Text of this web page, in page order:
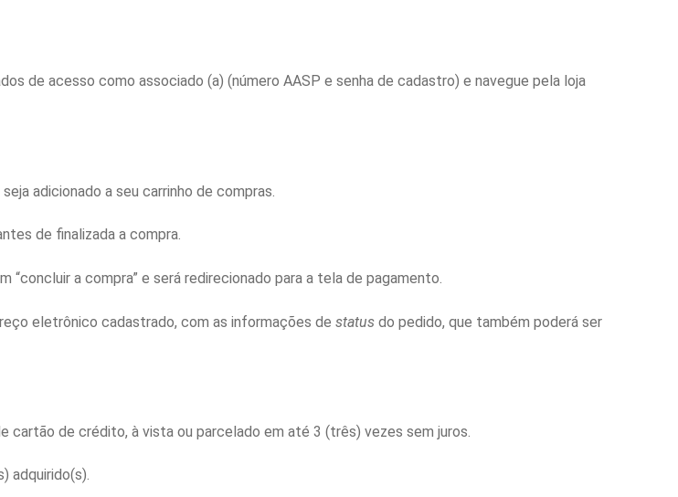
de acesso como associado (a) (número AASP e senha de cadastro) e navegue pela loja
adicionado a seu carrinho de compras.
de finalizada a compra.
a compra” e será redirecionado para a tela de pagamento.
eletrônico cadastrado, com as informações de status do pedido, que também poderá ser
cartão de crédito, à vista ou parcelado em até 3 (três) vezes sem juros.
adquirido(s).